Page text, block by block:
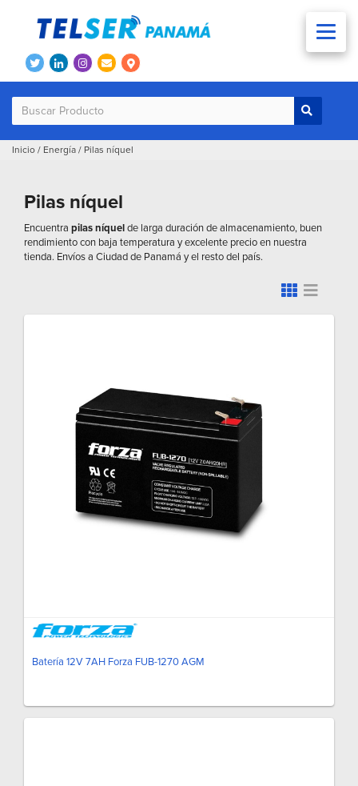
Inicio / Energía / Pilas níquel
Pilas níquel
Encuentra pilas níquelde larga duración de almacenamiento, buen
rendimiento con baja temperatura y excelente precio en nuestra
tienda. Envíos a Ciudad de Panamá y el resto del país.
Batería 12V 7AH Forza FUB-1270 AGM